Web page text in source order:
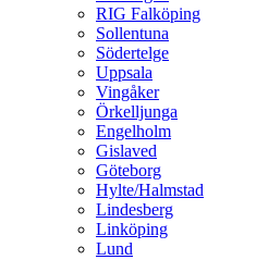
RIG Falköping
Sollentuna
Södertelge
Uppsala
Vingåker
Örkelljunga
Engelholm
Gislaved
Göteborg
Hylte/Halmstad
Lindesberg
Linköping
Lund